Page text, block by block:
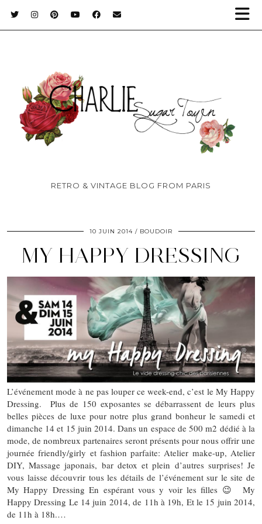
RETRO & VINTAGE BLOG FROM PARIS
10 JUIN 2014 BOUDOIR
MY HAPPY DRESSING
L’événement mode à ne pas louper ce week-end, c’est le My Happy
Dressing. Plus de 150 exposantes se débarrassent de leurs plus
belles pièces de luxe pour notre plus grand bonheur le samedi et
dimanche 14 et 15 juin 2014. Dans un espace de 500 m2 dédié à la
mode, de nombreux partenaires seront présents pour nous offrir une
journée friendly/girly et fashion parfaite: Atelier make-up, Atelier
DIY, Massage japonais, bar detox et plein d’autres surprises! Je
vous laisse découvrir tous les détails de l’événement sur le site de
My Happy Dressing En espérant vous y voir les filles 😉 My
Happy Dressing Le 14 juin 2014, de 11h à 19h, Et le 15 juin 2014,
de 11h à 18h.…